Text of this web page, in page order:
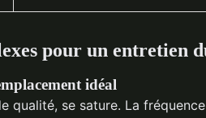
pour un entretien
idéal
qualité, se sature. La